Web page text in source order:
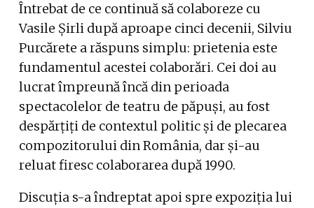
Întrebat de ce continuă să colaboreze cu
Vasile Șirli după aproape cinci decenii, Silviu
Purcărete a răspuns simplu: prietenia este
fundamentul acestei colaborări. Cei doi au
lucrat împreună încă din perioada
spectacolelor de teatru de păpuși, au fost
despărțiți de contextul politic și de plecarea
compozitorului din România, dar și-au
reluat firesc colaborarea după 1990.
Discuția s-a îndreptat apoi spre expoziția lui